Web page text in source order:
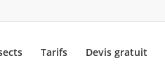
Tarifs Devis gratuit